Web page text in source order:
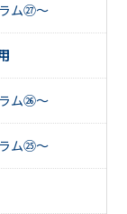
ム㉗～
ム㉖～
ム㉕～